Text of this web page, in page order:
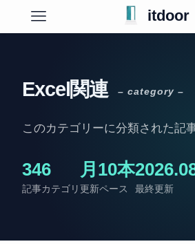
itdoor
Excel関連 – category –
このカテゴリーに分類された記
34
記事
6
カテゴリ
月10本
更新ペース 最終更新